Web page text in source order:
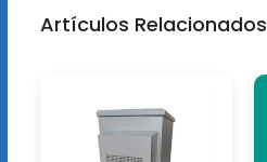
Artículos Relacionados